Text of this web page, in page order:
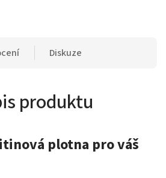
Diskuze
produktu
plotna pro váš